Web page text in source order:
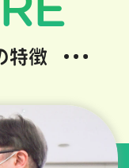
特徴